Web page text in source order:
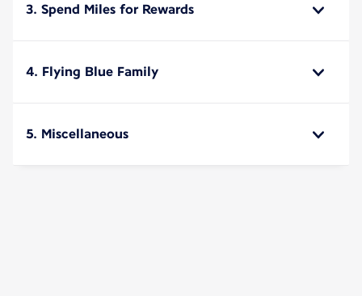
3. Spend Miles for Rewards
4. Flying Blue Family
5. Miscellaneous